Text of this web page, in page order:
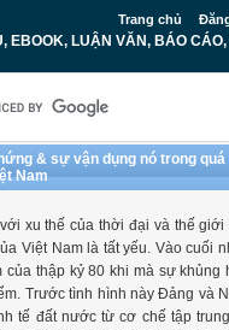
Trang chủ
EBOOK, LUẬN VĂN, BÁO
& sự vận dụng nó trong
Nam
xu thế của thời đại và thế giới
Việt Nam là tất yếu. Vào cuối
của thập kỷ 80 khi mà sự khủng
Trước tình hình này Đảng và
tế đất nước từ cơ chế tập